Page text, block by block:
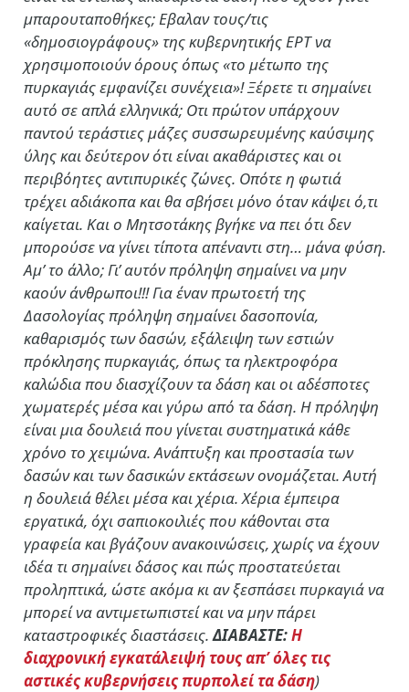
μπαρουταποθήκες; Εβαλαν τους/τις
«δημοσιογράφους» της κυβερνητικής ΕΡΤ να
χρησιμοποιούν όρους όπως «το μέτωπο της
πυρκαγιάς εμφανίζει συνέχεια»! Ξέρετε τι σημαίνει
αυτό σε απλά ελληνικά; Οτι πρώτον υπάρχουν
παντού τεράστιες μάζες συσσωρευμένης καύσιμης
ύλης και δεύτερον ότι είναι ακαθάριστες και οι
περιβόητες αντιπυρικές ζώνες. Οπότε η φωτιά
τρέχει αδιάκοπα και θα σβήσει μόνο όταν κάψει ό,τι
καίγεται. Και ο Μητσοτάκης βγήκε να πει ότι δεν
μπορούσε να γίνει τίποτα απέναντι στη… μάνα φύση.
Αμ’ το άλλο; Γι’ αυτόν πρόληψη σημαίνει να μην
καούν άνθρωποι!!! Για έναν πρωτοετή της
Δασολογίας πρόληψη σημαίνει δασοπονία,
καθαρισμός των δασών, εξάλειψη των εστιών
πρόκλησης πυρκαγιάς, όπως τα ηλεκτροφόρα
καλώδια που διασχίζουν τα δάση και οι αδέσποτες
χωματερές μέσα και γύρω από τα δάση. Η πρόληψη
είναι μια δουλειά που γίνεται συστηματικά κάθε
χρόνο το χειμώνα. Ανάπτυξη και προστασία των
δασών και των δασικών εκτάσεων ονομάζεται. Αυτή
η δουλειά θέλει μέσα και χέρια. Χέρια έμπειρα
εργατικά, όχι σαπιοκοιλιές που κάθονται στα
γραφεία και βγάζουν ανακοινώσεις, χωρίς να έχουν
ιδέα τι σημαίνει δάσος και πώς προστατεύεται
προληπτικά, ώστε ακόμα κι αν ξεσπάσει πυρκαγιά να
μπορεί να αντιμετωπιστεί και να μην πάρει
καταστροφικές διαστάσεις.ΔΙΑΒΑΣΤΕ:Η
διαχρονική εγκατάλειψή τους απ’ όλες τις
αστικές κυβερνήσεις πυρπολεί τα δάση)